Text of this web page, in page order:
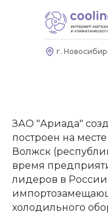
г.
ЗАО "Ариада"
построен на
Волжск
время
лидеров в
холодильного